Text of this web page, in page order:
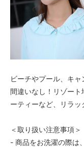
ビーチやプール、キ
間違いなし！リゾー
ーティーなど、リラッ
＜取り扱い注意事項＞
- 商品をお洗濯の際は